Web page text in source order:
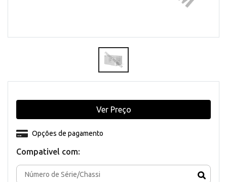
Compativel com:
Opções de pagamento
Ver Preço